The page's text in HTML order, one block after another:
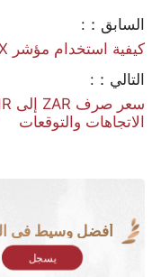
السابق：:
كيفية استخدام مؤشر ADX للتداول اليومي: 5 نصائح فعّالة
التالي：:
الاتجاهات والتوقعات
أفضل وسيط في
يسجل